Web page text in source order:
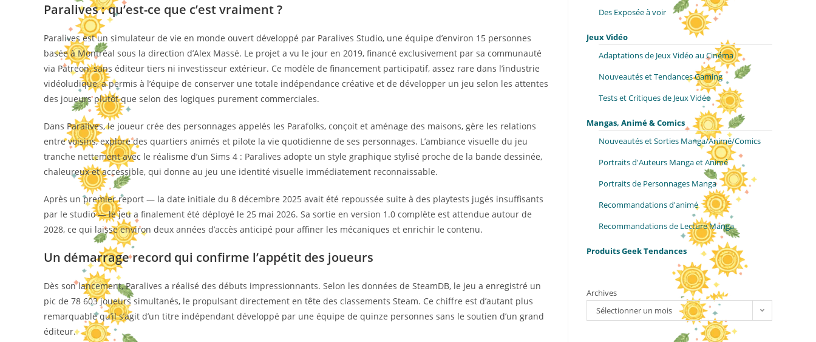
Paralives : qu’est-ce que c’est vraiment ?
Paralives est un simulateur de vie en monde ouvert développé par Paralives Studio, une équipe d’environ 15 personnes
basée à Montréal sous la direction d’Alex Massé. Le projet a vu le jour en 2019, financé exclusivement par sa communauté
via Patreon, sans éditeur tiers ni investisseur extérieur. Ce modèle de financement participatif, assez rare dans l’industrie
vidéoludique, a permis à l’équipe de conserver une totale indépendance créative et de développer un jeu selon les attentes
des joueurs plutôt que selon des logiques purement commerciales.
Dans Paralives, le joueur crée des personnages appelés les Parafolks, conçoit et aménage des maisons, gère les relations
entre voisins, explore des quartiers animés et pilote la vie quotidienne de ses personnages. L’ambiance visuelle du jeu
tranche nettement avec le réalisme d’un Sims 4 : Paralives adopte un style graphique stylisé proche de la bande dessinée,
chaleureux et accessible, qui donne au jeu une identité visuelle immédiatement reconnaissable.
Après un premier report — la date initiale du 8 décembre 2025 avait été repoussée suite à des playtests jugés insuffisants
par le studio — le jeu a finalement été déployé le 25 mai 2026. Sa sortie en version 1.0 complète est attendue autour de
2028, ce qui laisse environ deux années d’accès anticipé pour affiner les mécaniques et enrichir le contenu.
Un démarrage record qui confirme l’appétit des joueurs
Dès son lancement, Paralives a réalisé des débuts impressionnants. Selon les données de SteamDB, le jeu a enregistré un
pic de 78 603 joueurs simultanés, le propulsant directement en tête des classements Steam. Ce chiffre est d’autant plus
remarquable qu’il s’agit d’un titre indépendant développé par une équipe de quinze personnes sans le soutien d’un grand
éditeur.
Des Exposée à voir
Jeux Vidéo
Adaptations de Jeux Vidéo au Cinéma
Nouveautés et Tendances Gaming
Tests et Critiques de Jeux Vidéo
Mangas, Animé & Comics
Nouveautés et Sorties Manga/Animé/Comics
Portraits d'Auteurs Manga et Animé
Portraits de Personnages Manga
Recommandations d'animé
Recommandations de Lecture Manga
Produits Geek Tendances
Archives
Sélectionner un mois